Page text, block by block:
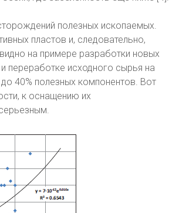
полезных ископаемых.
пластов и, следовательно,
на примере разработки новых
переработке исходного сырья на
40% полезных компонентов. Вот
к оснащению их